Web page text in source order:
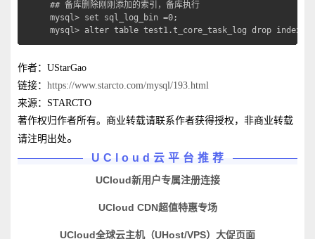
## 备库删除刚刚添加的索引，备库执行
mysql> set sql_log_bin =0;
mysql> alter table test1.t_core_task_log drop index
作者：UStarGao
链接： https://www.starcto.com/mysql/193.html
来源：STARCTO
著作权归作者所有。商业转载请联系作者获得授权，非商业转载
请注明出处。
UCloud云平台推荐
UCloud新用户专属注册连接
UCloud CDN超值特惠专场
UCloud全球云主机（UHost/VPS）大促页面